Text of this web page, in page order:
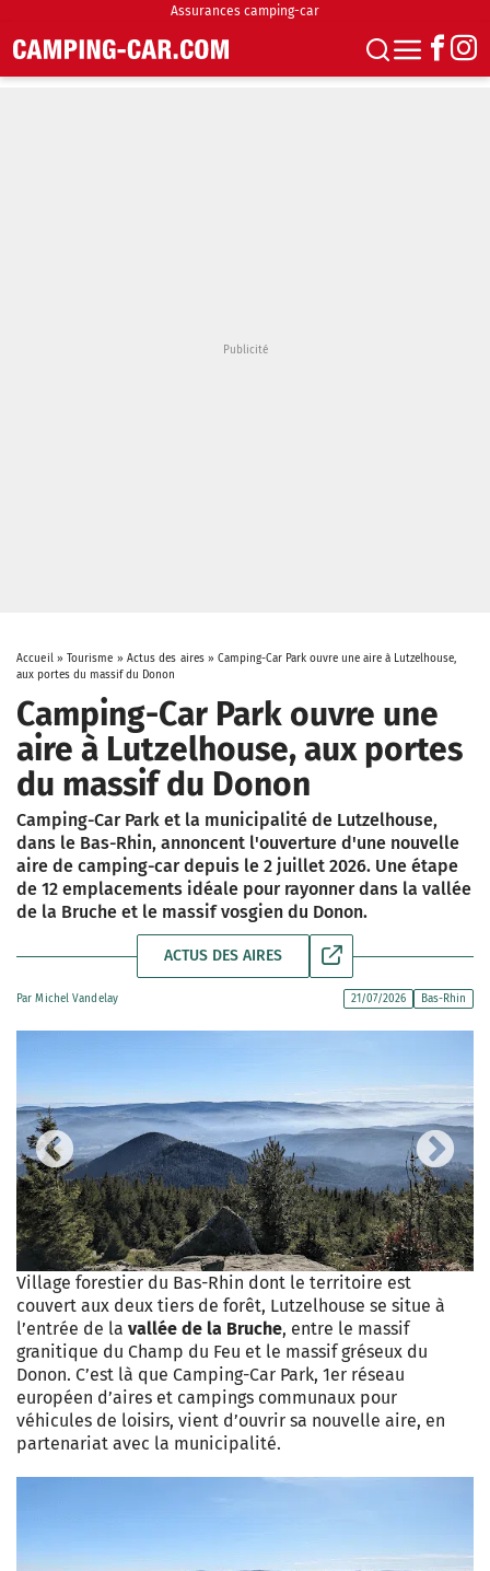
Assurances camping-car
Accueil» Tourisme » Actus des aires »Camping-Car Park ouvre une aire à Lutzelhouse,
aux portes du massif du Donon
Camping-Car Park ouvre une
aire à Lutzelhouse, aux portes
du massif du Donon
Camping-Car Park et la municipalité de Lutzelhouse,
dans le Bas-Rhin, annoncent l'ouverture d'une nouvelle
aire de camping-car depuis le 2 juillet 2026. Une étape
de 12 emplacements idéale pour rayonner dans la vallée
de la Bruche et le massif vosgien du Donon.
ACTUS DES AIRES
ParMichel Vandelay 21/07/2026 Bas-Rhin
Previous Next
Village forestier du Bas-Rhin dont le territoire est
couvert aux deux tiers de forêt, Lutzelhouse se situe à
l’entrée de la vallée de la Bruche, entre le massif
granitique du Champ du Feu et le massif gréseux du
Donon. C’est là que Camping-Car Park, 1er réseau
européen d’aires et campings communaux pour
véhicules de loisirs, vient d’ouvrir sa nouvelle aire, en
partenariat avec la municipalité.